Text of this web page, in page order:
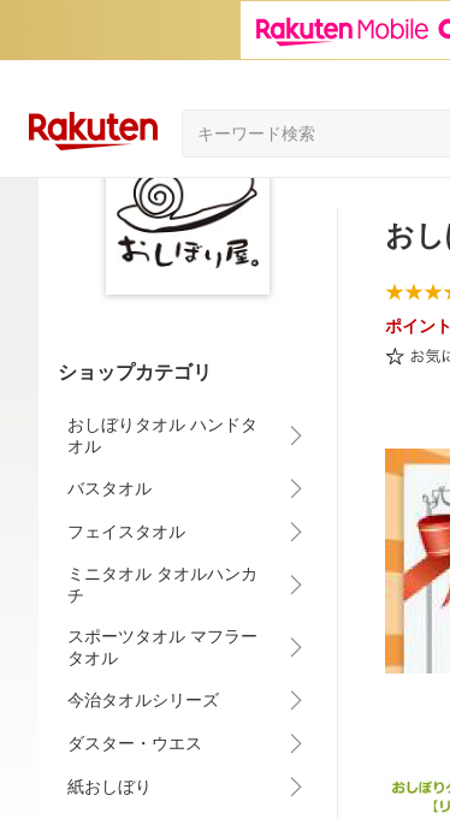
ショップカテゴリ
おしぼりタオル ハンドタ
オル
バスタオル
フェイスタオル
ミニタオル タオルハンカ
チ
スポーツタオル マフラー
タオル
今治タオルシリーズ
ダスター・ウエス
紙おしぼり
お
ポイン